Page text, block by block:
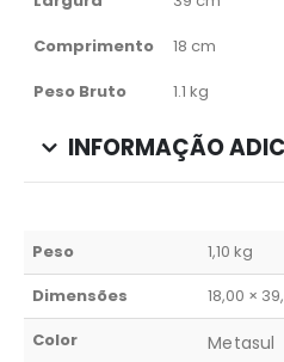
Comprimento
18 cm
Peso Bruto
1.1 kg
INFORMAÇÃO
Peso
1,10 kg
Dimensões
18,00 ×
Color
Metasul